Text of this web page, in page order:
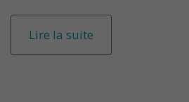
Lire la suite